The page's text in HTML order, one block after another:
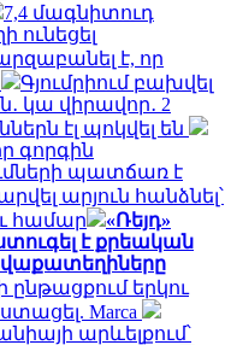
7,4 մագնիտուդ
ունեցել
է, որ
Գյումրիում բախվել
ն․ կա վիրավոր․ 2
էլ պոկվել են
գորգին
պատճառ է
արյուն հանձնել՝
համար
«Ռեյդ»
է քրեական
ընթացքում երկու
Marca
արևելքում՝